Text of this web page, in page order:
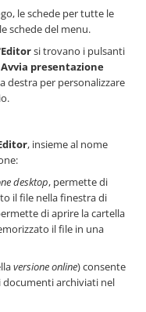
le schede per tutte le
schede del menu.
si trovano i pulsanti
Avvia presentazione
destra per personalizzare
, insieme al nome
desktop, permette di
il file nella finestra di
di aprire la cartella
il file in una
versione online) consente
documenti archiviati nel